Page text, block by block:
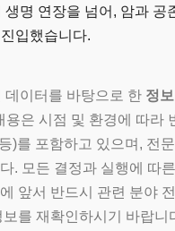
명 연장을 넘어, 암과 공
입했습니다.
이터를 바탕으로 한 정
은 시점 및 환경에 따라
)를 포함하고 있으며, 전
. 모든 결정과 실행에 따
앞서 반드시 관련 분야
보를 재확인하시기 바랍니